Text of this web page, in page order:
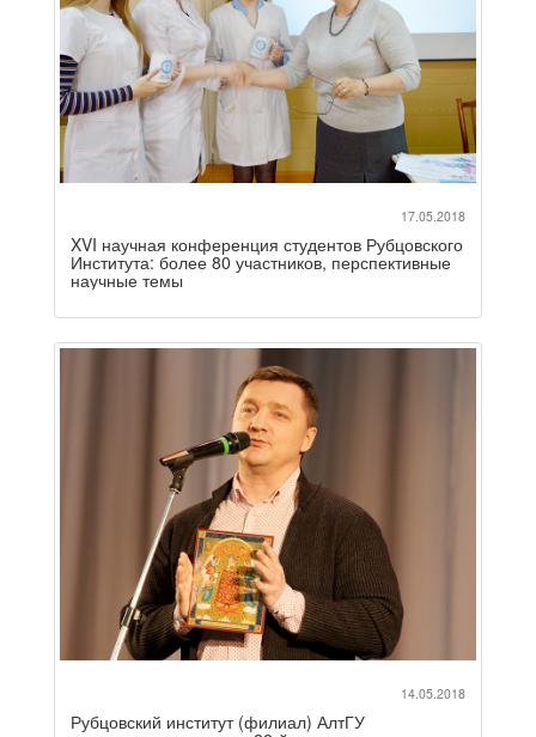
17.05.2018
XVI научная конференция студентов Рубцовского
Института: более 80 участников, перспективные
научные темы
14.05.2018
Рубцовский институт (филиал) АлтГУ